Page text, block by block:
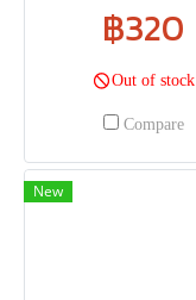
฿320
Out of stock
Compare
New